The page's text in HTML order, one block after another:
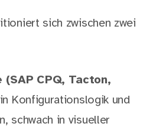
sich zwischen zwei
(SAP CPQ, Tacton,
Konfigurationslogik und
schwach in visueller